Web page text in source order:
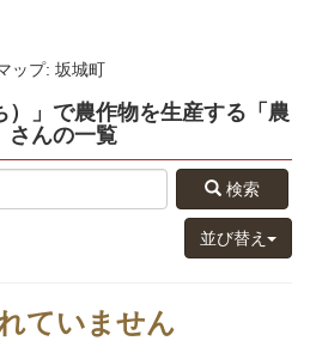
ップ: 坂城町
」 で農作物を生産する 「農
さんの一覧
検索
並び替え
ていません